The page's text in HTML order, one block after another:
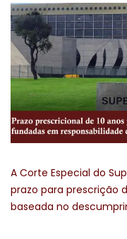
A Corte Especial do
prazo para prescrição
baseada no